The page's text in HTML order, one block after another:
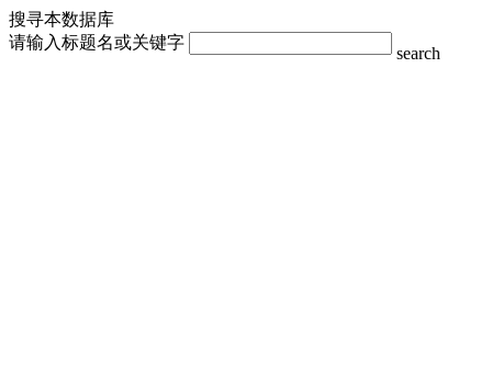
搜寻本数据库
请输入标题名或关键字
search